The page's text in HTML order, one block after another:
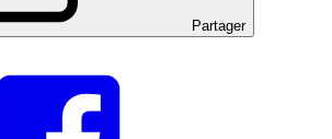
Partager